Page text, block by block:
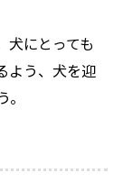
犬にとっても
よう、犬を迎